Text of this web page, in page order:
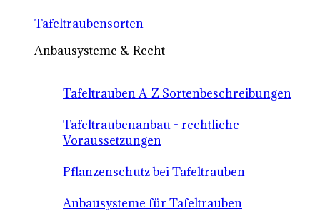
Tafeltraubensorten
Anbausysteme & Recht
Tafeltrauben A-Z Sortenbeschreibungen
Tafeltraubenanbau - rechtliche
Voraussetzungen
Pflanzenschutz bei Tafeltrauben
Anbausysteme für Tafeltrauben